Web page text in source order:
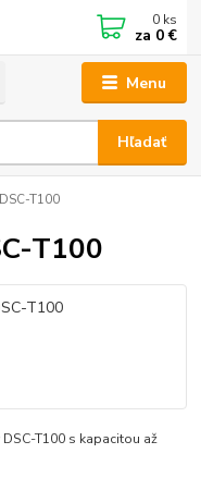
Menu
Hľadať
0 ks
za 0 €
T100
T100
T100 s kapacitou až